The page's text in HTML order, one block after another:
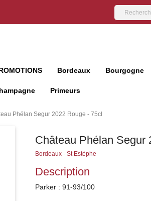
Bordeaux Bourgogne
Primeurs
Phélan Segur 2022 Rouge - 75cl
Château Phélan Segur
Bordeaux- St Estèphe
Description
Parker : 91-93/100